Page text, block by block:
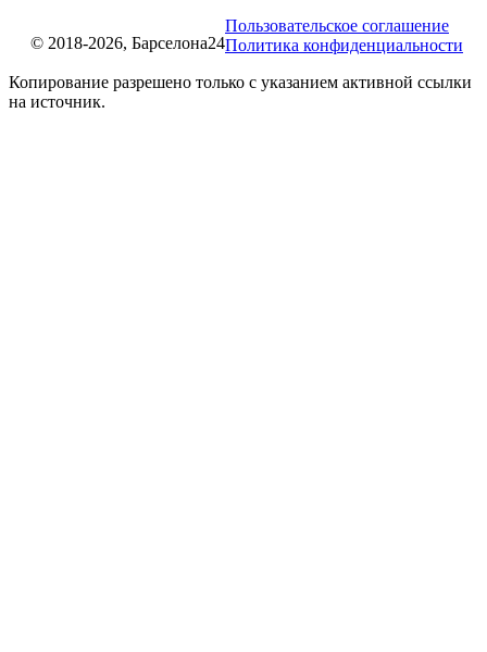
© 2018-2026, Барселона24
Пользовательское соглашение
Политика конфиденциальности
Копирование разрешено только с указанием активной ссылки
на источник.